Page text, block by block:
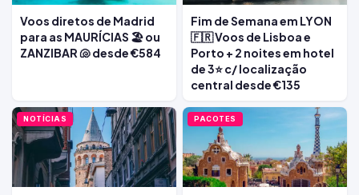
Voos diretos de Madrid
para as MAURÍCIAS 🏖️ ou
ZANZIBAR 🐚 desde €584
Fim de Semana em LYON
🇫🇷 Voos de Lisboa e
Porto + 2 noites em hotel
de 3⭐ c/ localização
central desde €135
NOTÍCIAS PACOTES